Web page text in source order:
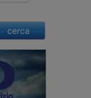
cerca